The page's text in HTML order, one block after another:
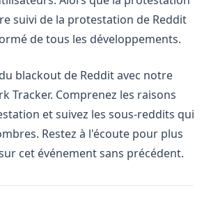
suivi de la protestation de Reddit
de tous les développements.
blackout de Reddit avec notre
Tracker. Comprenez les raisons
et suivez les sous-reddits qui
Restez à l'écoute pour plus
cet événement sans précédent.